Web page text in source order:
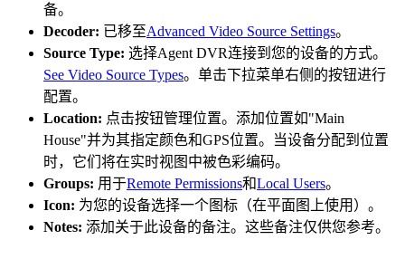
备。
Decoder: 已移至Advanced Video Source Settings。
Source Type: 选择Agent DVR连接到您的设备的方式。
See Video Source Types。单击下拉菜单右侧的按钮进行
配置。
Location: 点击按钮管理位置。添加位置如"Main
House"并为其指定颜色和GPS位置。当设备分配到位置
时，它们将在实时视图中被色彩编码。
Groups: 用于Remote Permissions和Local Users。
Icon: 为您的设备选择一个图标（在平面图上使用）。
Notes: 添加关于此设备的备注。这些备注仅供您参考。